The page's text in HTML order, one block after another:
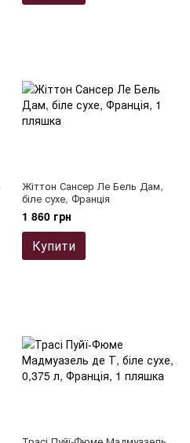
Жіттон Сансер Ле Бель Дам,
біле сухе, Франція
1 860 грн
Купити